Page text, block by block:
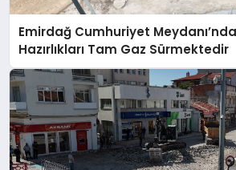
SAĞLIK
TEKNOLOJI
Emirdağ Cumhuriyet
Hazırlıkları Tam Gaz Sürmektedir